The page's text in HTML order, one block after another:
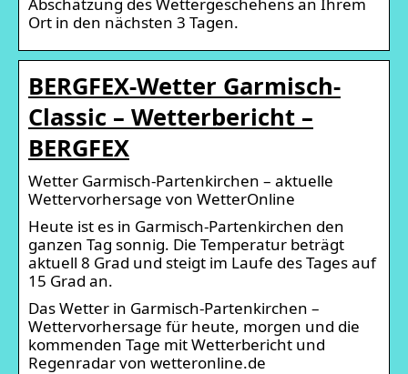
Ort in den nächsten 3 Tagen.
BERGFEX-Wetter Garmisch-
Classic – Wetterbericht –
BERGFEX
Wetter Garmisch-Partenkirchen – aktuelle
Wettervorhersage von WetterOnline
Heute ist es in Garmisch-Partenkirchen den
ganzen Tag sonnig. Die Temperatur beträgt
aktuell 8 Grad und steigt im Laufe des Tages auf
15 Grad an.
Das Wetter in Garmisch-Partenkirchen –
Wettervorhersage für heute, morgen und die
kommenden Tage mit Wetterbericht und
Regenradar von wetteronline.de